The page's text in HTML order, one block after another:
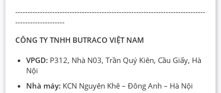
-----------------------------------------------------------------------------
--------------------
CÔNG TY TNHH BUTRACO VIỆT NAM
VPGD: P312, Nhà N03, Trần Quý Kiên, Cầu Giấy, Hà
Nội
Nhà máy: KCN Nguyên Khê – Đông Anh – Hà Nội